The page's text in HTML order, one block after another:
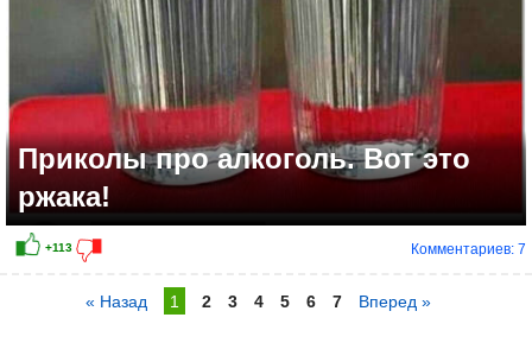
Приколы про алкоголь. Вот это
ржака!
Комментариев: 7
« Назад 1 2 3 4 5 6 7 Вперед »